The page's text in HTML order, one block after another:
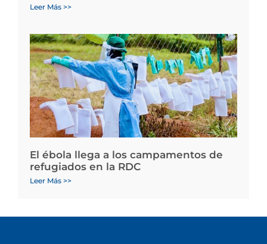
Leer Más >>
El ébola llega a los campamentos de
refugiados en la RDC
Leer Más >>